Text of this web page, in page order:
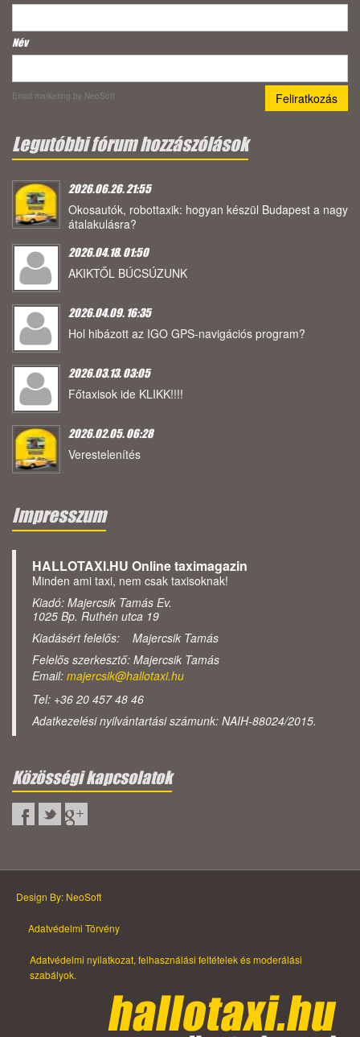
Név
Email marketing by NeoSoft
Legutóbbi fórum hozzászólások
2026.06.26. 21:55
Okosautók, robottaxik: hogyan készül Budapest a nagy
átalakulásra?
2026.04.18. 01:50
AKIKTŐL BÚCSÚZUNK
2026.04.09. 16:35
Hol hibázott az IGO GPS-navigációs program?
2026.03.13. 03:05
Főtaxisok ide KLIKK!!!!
2026.02.05. 06:28
Verestelenítés
Impresszum
HALLOTAXI.HU Online taximagazin
Minden ami taxi, nem csak taxisoknak!
Kiadó: Majercsik Tamás Ev.
1025 Bp. Ruthén utca 19
Kiadásért felelős: Majercsik Tamás
Felelős szerkesztő: Majercsik Tamás
Email: majercsik@hallotaxi.hu
Tel: +36 20 457 48 46
Adatkezelési nyilvántartási számunk: NAIH-88024/2015.
Közösségi kapcsolatok
Design By: NeoSoft
Adatvédelmi Törvény
Adatvédelmi nyilatkozat, felhasználási feltételek és moderálási
szabályok.